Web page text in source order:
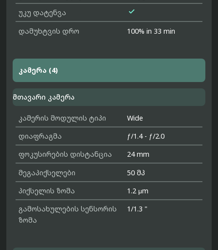
უკუ დატენვა

დამუხტვის დრო 100% in 33 min
კამერა (4)
მთავარი კამერა
კამერის მოდულის ტიპი
Wide
დიაფრაგმა
ƒ/1.4 - ƒ/2.0
ფოკუსირების დისტანცია
24 mm
მეგაპიქსელები
50 მპ
პიქსელის ზომა
1.2 μm
გამოსახულების სენსორის
ზომა
1/1.3 "